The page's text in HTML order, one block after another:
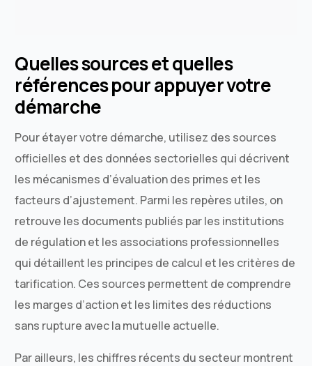
Quelles sources et quelles
références pour appuyer votre
démarche
Pour étayer votre démarche, utilisez des sources
officielles et des données sectorielles qui décrivent
les mécanismes d’évaluation des primes et les
facteurs d’ajustement. Parmi les repères utiles, on
retrouve les documents publiés par les institutions
de régulation et les associations professionnelles
qui détaillent les principes de calcul et les critères de
tarification. Ces sources permettent de comprendre
les marges d’action et les limites des réductions
sans rupture avec la mutuelle actuelle.
Par ailleurs, les chiffres récents du secteur montrent